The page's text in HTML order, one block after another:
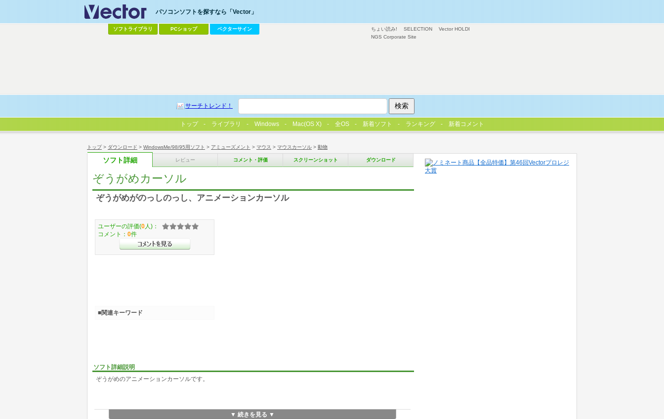
トップ> ダウンロード > WindowsMe/98/95用ソフト > アミューズメント > マウス > マウスカーソル > 動物
ソフト詳細 レビュー コメント・評価 スクリーンショット ダウンロード
ぞうがめカーソル
ぞうがめがのっしのっし、アニメーションカーソル
ソフト詳細説明
ぞうがめのアニメーションカーソルです。
▼ 続きを見る ▼
ユーザーの評価(0 人)：
コメント： 0件
■関連キーワード
ちょい読み! SELECTION
Vector HOLDI
NGS Corporate Site
パソコンソフトを探すなら「Vector」
ソフトライブラリ PCショップ ベクターサイン
サーチトレンド！
トップ ライブラリ Windows Mac(OS X) 全OS 新着ソフト ランキング 新着コメント